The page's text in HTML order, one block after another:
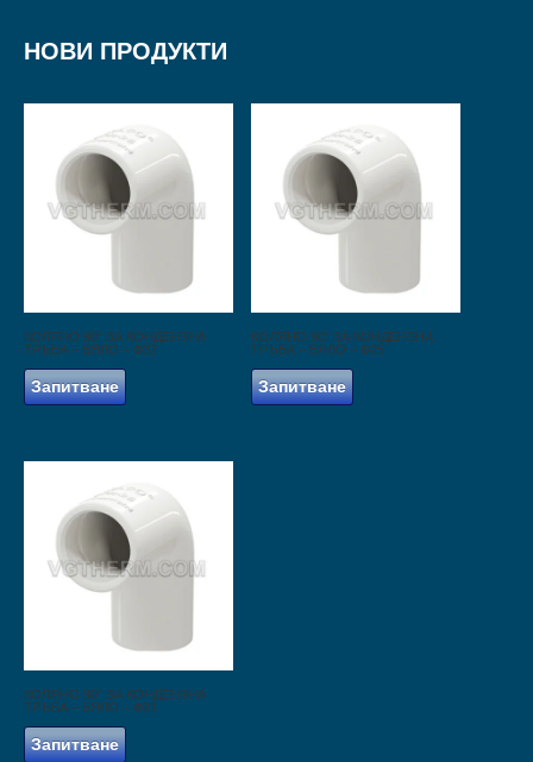
НОВИ ПРОДУКТИ
КОЛЯНО 90° ЗА КОНДЕНЗНА
ТРЪБА – БЯЛО – Ф32
Запитване
КОЛЯНО 90° ЗА КОНДЕНЗНА
ТРЪБА – БЯЛО – Ф25
Запитване
КОЛЯНО 90° ЗА КОНДЕНЗНА
ТРЪБА – БЯЛО – Ф21
Запитване